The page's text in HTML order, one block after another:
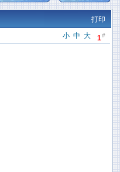
打印
1#
大
中
小